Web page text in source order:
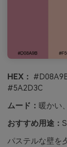
HEX：
#5A2D3C
ムード： 暖かい
おすすめ用途：
パステルな壁を